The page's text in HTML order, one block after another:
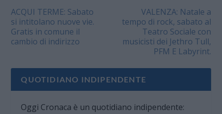
ACQUI TERME: Sabato
si intitolano nuove vie.
Gratis in comune il
cambio di indirizzo
VALENZA: Natale a
tempo di rock, sabato al
Teatro Sociale con
musicisti dei Jethro Tull,
PFM E Labyrint.
QUOTIDIANO INDIPENDENTE
Oggi Cronaca è un quotidiano indipendente: